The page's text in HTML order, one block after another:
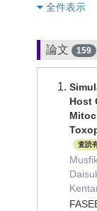
︎全件表示
論文 159
Host
査読